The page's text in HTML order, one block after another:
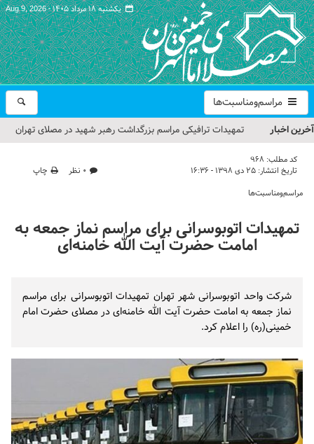
یکشنبه ۱۸ مرداد ۱۴۰۵ - Aug 9, 2026
مراسم‌ومناسبت‌ها
آخرین اخبار
تمهیدات ترافیکی مراسم بزرگداشت رهبر شهید در مصلای تهران
حجت‌الاسلام حاج علی‌اکبری؛ خطیب این هفته نماز جمعه تهران
معظم انقلاب
گزارش تصویری| مراسم نماز بر پیکر امام شهید انقلاب اسلامی ایران
کد مطلب: 968
تاریخ انتشار: ۲۵ دی ۱۳۹۸ - ۱۶:۳۶ ۰ نظر
چاپ
مراسم‌ومناسبت‌ها
تمهیدات اتوبوسرانی برای مراسم نماز جمعه به
امامت حضرت آیت الله خامنه‌ای
شرکت واحد اتوبوسرانی شهر تهران تمهیدات اتوبوسرانی برای مراسم
نماز جمعه به امامت حضرت آیت الله خامنه‌ای در مصلای حضرت امام
خمینی(ره) را اعلام کرد.